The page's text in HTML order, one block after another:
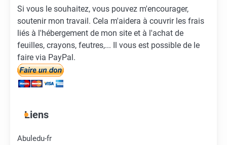
Si vous le souhaitez, vous pouvez m'encourager,
soutenir mon travail. Cela m'aidera à couvrir les frais
liés à l'hébergement de mon site et à l'achat de
feuilles, crayons, feutres,... Il vous est possible de le
faire via PayPal.
Liens
Abuledu-fr